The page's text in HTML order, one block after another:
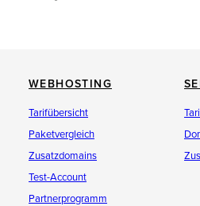
WEBHOSTING
Tarifübersicht
Paketvergleich
Zusatzdomains
Test-Account
Partnerprogramm